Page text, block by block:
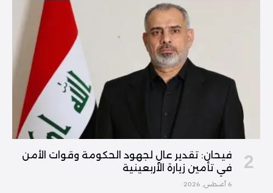
فیحان: تقدير عالٍ لجهود الحكومة وقوات الأمن
في تأمين زيارة الأربعينية
6 أغسطس, 2026